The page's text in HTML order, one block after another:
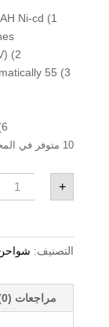
Ni-cd
2) Charging current: 1200mA(7.2V)
3) 55 minute electronic timer cutoff power automatically
6) With short circuit protection
10 متوفر في المخزون
كمية
شاحن
نيما
+
التصنيف:
مراجعات (0)